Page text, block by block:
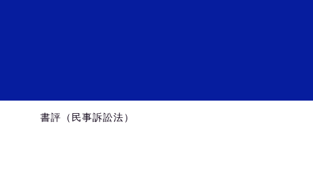
書評（民事訴訟法）